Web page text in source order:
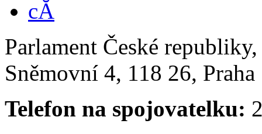
Parlament České
Sněmovní 4, 118 26,
Telefon na spojovatelku: